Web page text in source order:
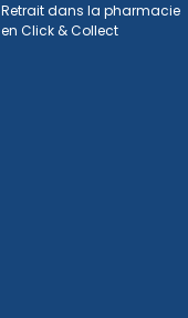
Retrait dans la pharmacie
en Click & Collect